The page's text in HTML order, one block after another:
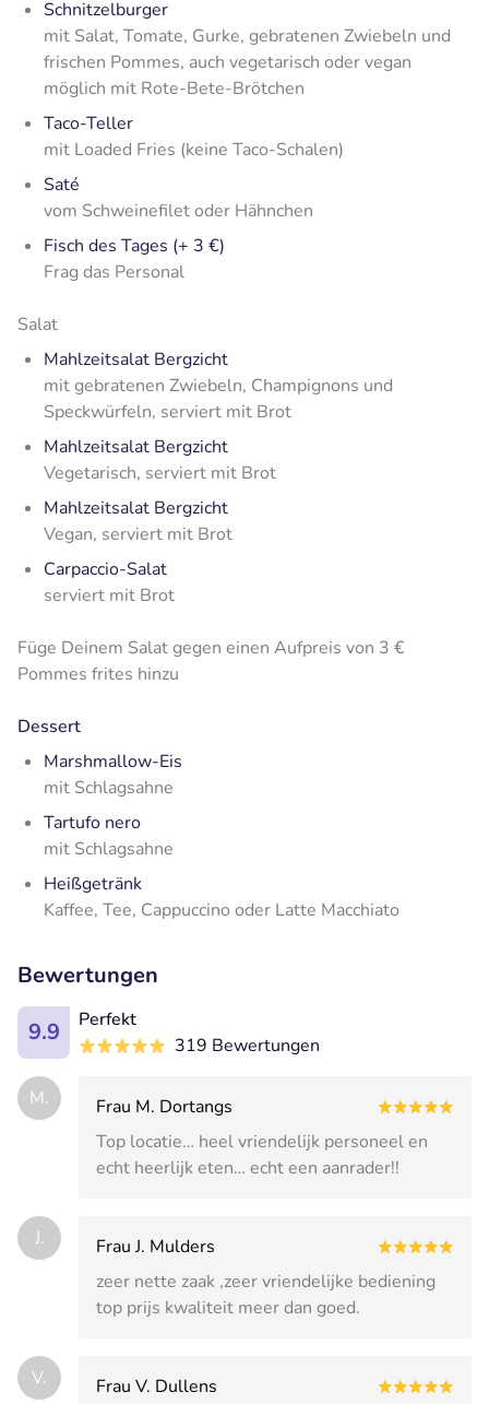
Schnitzelburger
mit Salat, Tomate, Gurke, gebratenen Zwiebeln und
frischen Pommes, auch vegetarisch oder vegan
möglich mit Rote-Bete-Brötchen
Taco-Teller
mit Loaded Fries (keine Taco-Schalen)
Saté
vom Schweinefilet oder Hähnchen
Fisch des Tages (+ 3 €)
Frag das Personal
Salat
Mahlzeitsalat Bergzicht
mit gebratenen Zwiebeln, Champignons und
Speckwürfeln, serviert mit Brot
Mahlzeitsalat Bergzicht
Vegetarisch, serviert mit Brot
Mahlzeitsalat Bergzicht
Vegan, serviert mit Brot
Carpaccio-Salat
serviert mit Brot
Füge Deinem Salat gegen einen Aufpreis von 3 €
Pommes frites hinzu
Dessert
Marshmallow-Eis
mit Schlagsahne
Tartufo nero
mit Schlagsahne
Heißgetränk
Kaffee, Tee, Cappuccino oder Latte Macchiato
Bewertungen
9.9
Perfekt
319 Bewertungen
M.
Frau M. Dortangs
Top locatie… heel vriendelijk personeel en
echt heerlijk eten… echt een aanrader!!
J.
Frau J. Mulders
zeer nette zaak ,zeer vriendelijke bediening
top prijs kwaliteit meer dan goed.
V. Frau V. Dullens